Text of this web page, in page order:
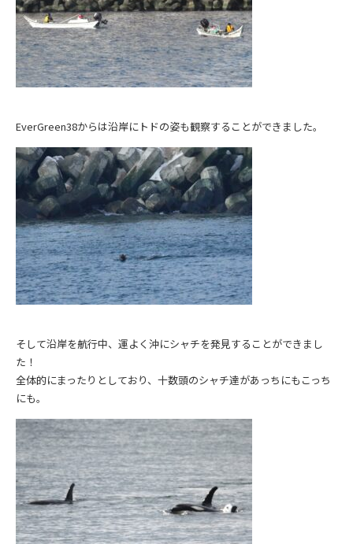
EverGreen38からは沿岸にトドの姿も観察することができました。
そして沿岸を航行中、運よく沖にシャチを発見することができまし
た！
全体的にまったりとしており、十数頭のシャチ達があっちにもこっち
にも。